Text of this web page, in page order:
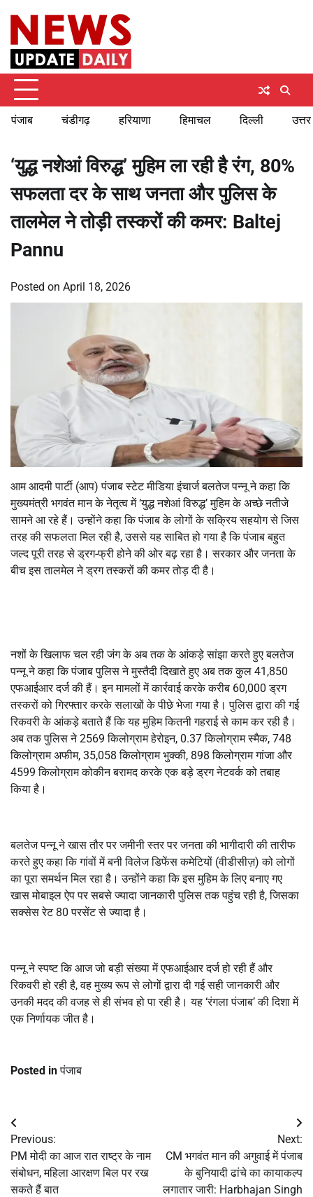
content
पंजाब चंडीगढ़ हरियाणा हिमाचल दिल्ली
‘युद्ध नशेआं विरुद्ध’ मुहिम ला रही है रंग, 80%
सफलता दर के साथ जनता और पुलिस के
तालमेल ने तोड़ी तस्करों की कमर: Baltej
Pannu
Posted on April 18, 2026
आम आदमी पार्टी (आप) पंजाब स्टेट मीडिया इंचार्ज बलतेज पन्नू ने कहा कि
मुख्यमंत्री भगवंत मान के नेतृत्व में ‘युद्ध नशेआं विरुद्ध’ मुहिम के अच्छे नतीजे
सामने आ रहे हैं। उन्होंने कहा कि पंजाब के लोगों के सक्रिय सहयोग से जिस
तरह की सफलता मिल रही है, उससे यह साबित हो गया है कि पंजाब बहुत
जल्द पूरी तरह से ड्रग-फ्री होने की ओर बढ़ रहा है। सरकार और जनता के
बीच इस तालमेल ने ड्रग तस्करों की कमर तोड़ दी है।
नशों के खिलाफ चल रही जंग के अब तक के आंकड़े सांझा करते हुए बलतेज
पन्नू ने कहा कि पंजाब पुलिस ने मुस्तैदी दिखाते हुए अब तक कुल 41,850
एफआईआर दर्ज की हैं। इन मामलों में कार्रवाई करके करीब 60,000 ड्रग
तस्करों को गिरफ्तार करके सलाखों के पीछे भेजा गया है। पुलिस द्वारा की गई
रिकवरी के आंकड़े बताते हैं कि यह मुहिम कितनी गहराई से काम कर रही है।
अब तक पुलिस ने 2569 किलोग्राम हेरोइन, 0.37 किलोग्राम स्मैक, 748
किलोग्राम अफीम, 35,058 किलोग्राम भुक्की, 898 किलोग्राम गांजा और
4599 किलोग्राम कोकीन बरामद करके एक बड़े ड्रग नेटवर्क को तबाह
किया है।
बलतेज पन्नू ने खास तौर पर जमीनी स्तर पर जनता की भागीदारी की तारीफ
करते हुए कहा कि गांवों में बनी विलेज डिफेंस कमेटियों (वीडीसीज़) को लोगों
का पूरा समर्थन मिल रहा है। उन्होंने कहा कि इस मुहिम के लिए बनाए गए
खास मोबाइल ऐप पर सबसे ज्यादा जानकारी पुलिस तक पहुंच रही है, जिसका
सक्सेस रेट 80 परसेंट से ज्यादा है।
पन्नू ने स्पष्ट कि आज जो बड़ी संख्या में एफआईआर दर्ज हो रही हैं और
रिकवरी हो रही है, वह मुख्य रूप से लोगों द्वारा दी गई सही जानकारी और
उनकी मदद की वजह से ही संभव हो पा रही है। यह ‘रंगला पंजाब’ की दिशा में
एक निर्णायक जीत है।
Posted inपंजाब
Post
navigation
Previous:
PM मोदी का आज रात राष्ट्र के नाम
संबोधन, महिला आरक्षण बिल पर रख
सकते हैं बात
Next:
CM भगवंत मान की अगुवाई में पंजाब
के बुनियादी ढांचे का कायाकल्प
लगातार जारी: Harbhajan Singh